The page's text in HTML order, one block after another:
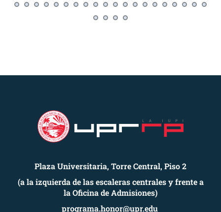
Plaza Universitaria, Torre Central, Piso 2
(a la izquierda de las escaleras centrales y frente a
la Oficina de Admisiones)
programa.honor@upr.edu